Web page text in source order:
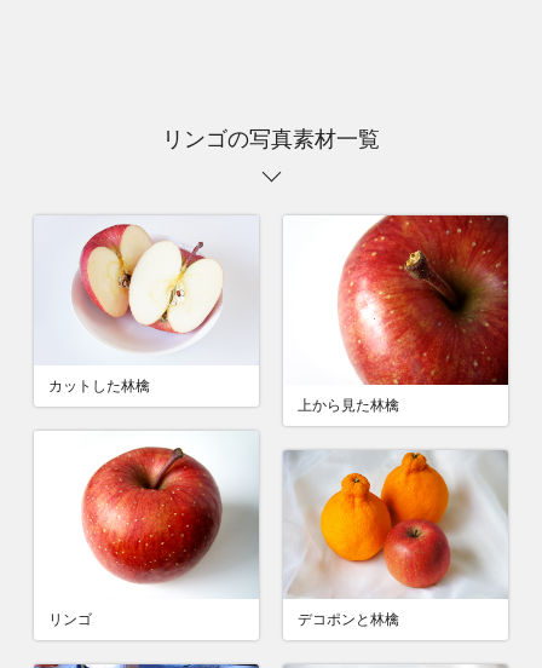
リンゴの写真素材一覧
カットした林檎
上から見た林檎
リンゴ デコポンと林檎